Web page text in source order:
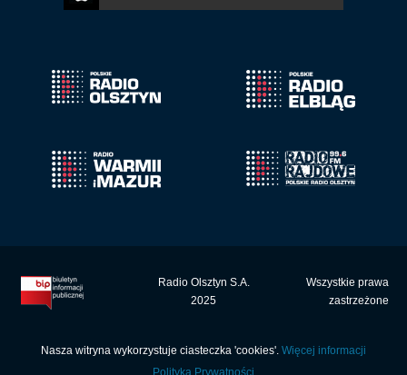
Radio Olsztyn S.A.
2025
Wszystkie prawa
zastrzeżone
Nasza witryna wykorzystuje ciasteczka 'cookies'. Więcej informacji